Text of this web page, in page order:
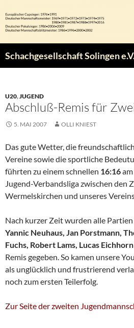
Inhalt
springen
Schachgesellschaft Solingen
U20,JUGEND
Abschluß-Remis für
5. MAI 2007 OLLI KNIEST
Das gute Wetter, die
Vereine sowie die sportliche
führten zu einem schnellen 16:16
Jugend-Verbandsliga zwischen den
Wermelskirchen und unseres
Nach kurzer Zeit wurden alle
Yannic Neuhaus, Jan Porstmann,
Fuchs, Robert Lams, Lucas Eichhorn
Remis gegeben. So kamen unsere
als unglücklich und frustrierend
noch zum ersten Teilerfolg.
Zur Seite der zweiten